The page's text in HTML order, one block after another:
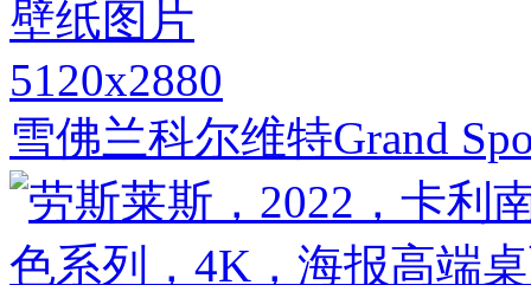
5120x2880
雪佛兰科尔维特Grand